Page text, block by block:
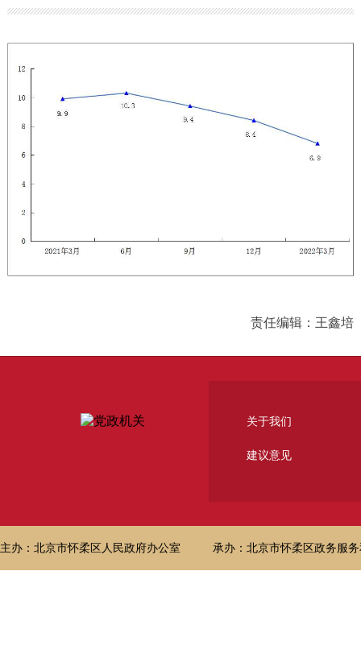
责任编辑：王鑫培
关于我们
建议意见
主办：北京市怀柔区人民政府办公室 承办：北京市怀柔区政务服